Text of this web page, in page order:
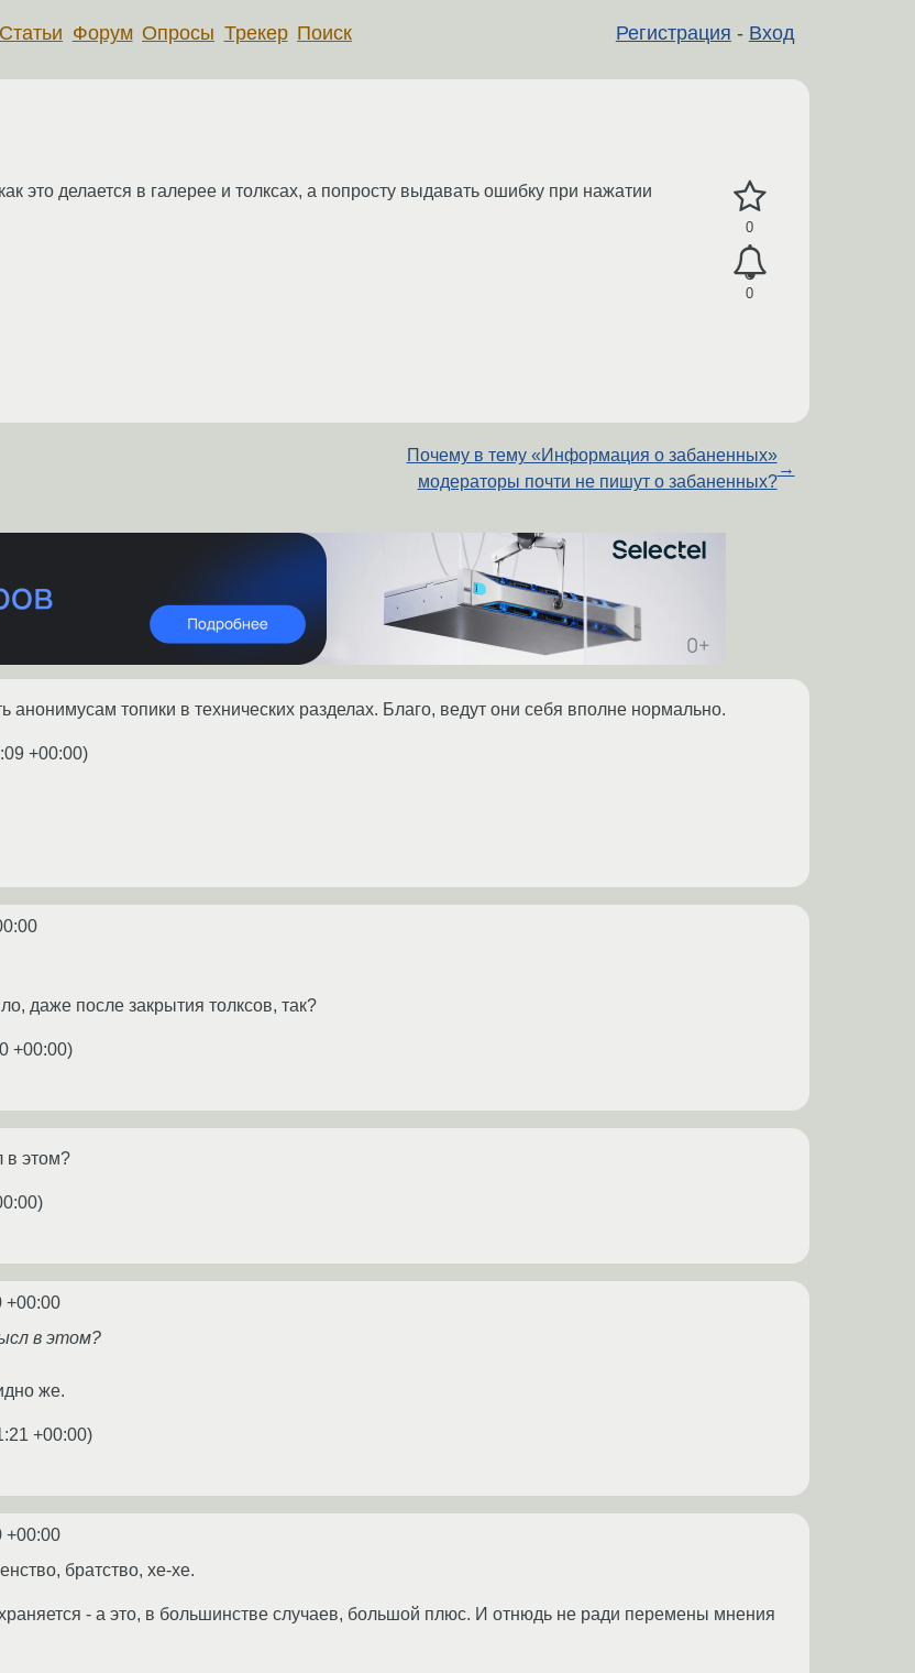
Регистрация - Вход
Статьи Форум Опросы Трекер Поиск
0
0
это делается в галерее и толксах, а попросту выдавать ошибку при нажатии
Почему в тему «Информация о забаненных»
модераторы почти не пишут о забаненных?
→
топики в технических разделах. Благо, ведут они себя вполне нормально.
+00:00)
даже после закрытия толксов, так?
+00:00)
в этом?
)
+00:00
в этом?
же.
+00:00)
+00:00
братство, хе-хе.
- а это, в большинстве случаев, большой плюс. И отнюдь не ради перемены мнения